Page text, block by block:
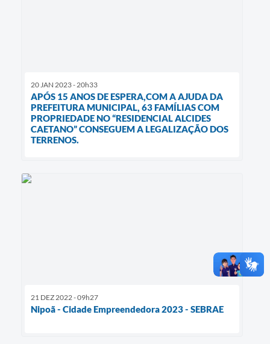
20 JAN 2023 - 20h33
APÓS 15 ANOS DE ESPERA,COM A AJUDA DA
PREFEITURA MUNICIPAL, 63 FAMÍLIAS COM
PROPRIEDADE NO “RESIDENCIAL ALCIDES
CAETANO” CONSEGUEM A LEGALIZAÇÃO DOS
TERRENOS.
21 DEZ 2022 - 09h27
Nipoã - Cidade Empreendedora 2023 - SEBRAE